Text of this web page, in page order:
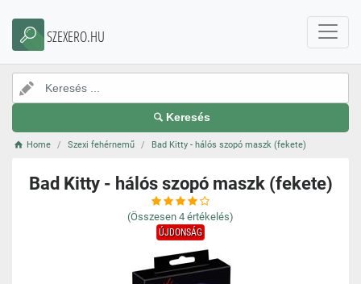
SZEXERO.HU
Keresés
Home Szexi fehérnemű Bad Kitty - hálós szopó maszk (fekete)
Bad Kitty - hálós szopó maszk (fekete)
(Összesen 4 értékelés)
ÚJDONSÁG